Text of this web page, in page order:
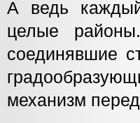
А ведь
целые
соединявшие
механизм